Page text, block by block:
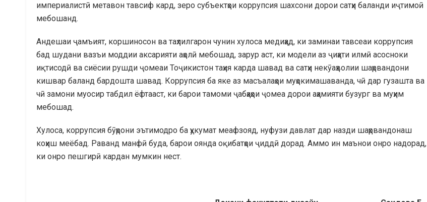
империалистӣ метавон тавсиф кард, зеро субъектҳои коррупсия шахсони дорои сатҳи баланди иҷтимоӣ
мебошанд.
Андешаи ҷамъият, коршиносон ва таҳлилгарон чунин хулоса медиҳад, ки заминаи тавсеаи коррупсия
бад шудани вазъи моддии аксарияти аҳолӣ мебошад, зарур аст, ки модели аз ҷиҳати илмӣ асосноки
иқтисодӣ ва сиёсии рушди ҷомеаи Тоҷикистон таҳия карда шавад ва сатҳи некӯаҳволии шаҳрвандони
кишвар баланд бардошта шавад. Коррупсия ба яке аз масъалаҳои муҳокимашаванда, чӣ дар гузашта ва
чӣ замони муосир табдил ёфтааст, ки барои тамоми ҷабҳаҳои ҷомеа дорои аҳамияти бузург ва муҳим
мебошад.
Хулоса, коррупсия бӯҳрони эътимодро ба ҳукумат меафзояд, нуфузи давлат дар назди шаҳрвандонаш
коҳиш меёбад. Раванд манфӣ буда, барои оянда оқибатҳои ҷиддӣ дорад. Аммо ин маънои онро надорад,
ки онро пешгирӣ кардан мумкин нест.